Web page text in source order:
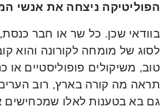
הפוליטיקה ניצחה את אנשי
בוודאי שכן. כל שר או חבר
לסוג של מומחה לקורונה והוא
טוב, משיקולים פופוליסטיים או
תראה מה קורה בארץ, רוב
גם בא בטענות לאלו שמכחישים